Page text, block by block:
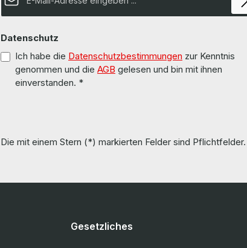
Datenschutz
Ich habe die Datenschutzbestimmungen zur Kenntnis
genommen und die AGB gelesen und bin mit ihnen
einverstanden. *
Die mit einem Stern (*) markierten Felder sind Pflichtfelder.
Gesetzliches